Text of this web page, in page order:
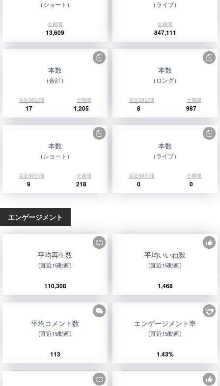
（ショート）
全期間
13,609
（ライブ）
全期間
847,111
本数
（合計）
直近30日間 全期間
17 1,205
本数
（ロング）
直近30日間 全期間
8 987
本数
（ショート）
直近30日間 全期間
9 218
本数
（ライブ）
直近30日間 全期間
0 0
エンゲージメント
平均再生数
(直近15動画)
110,308
平均いいね数
(直近15動画)
1,468
平均コメント数
(直近15動画)
113
エンゲージメント率
(直近15動画)
1.43%